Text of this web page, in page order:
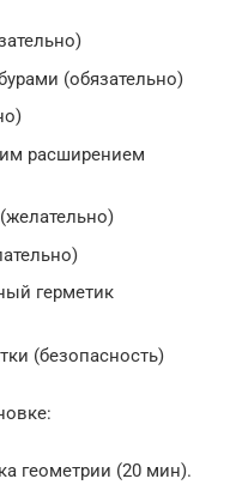
(обязательно)
расширением
герметик
(безопасность)
геометрии (20 мин).